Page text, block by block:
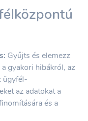
Gyűjts és elemezz
gyakori hibákról, az
ügyfél-
az adatokat a
és a